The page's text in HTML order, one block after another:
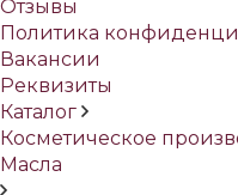
Отзывы
Политика
Вакансии
Реквизиты
Каталог
Косметическое
Масла